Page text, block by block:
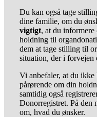
Du kan også tage
dine familie, om du
vigtigt, at du
holdning til
dem at tage stilling til
situation, der i forvejen
Vi anbefaler, at du
pårørende om din
samtidig også
Donorregistret. På den
om, hvad du ønsker.